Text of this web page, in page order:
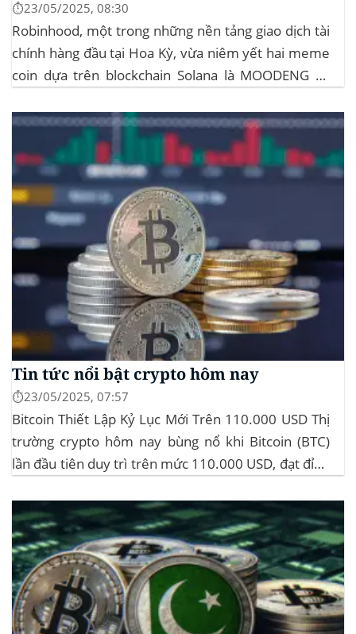
⏱️23/05/2025, 08:30
Robinhood, một trong những nền tảng giao dịch tài
chính hàng đầu tại Hoa Kỳ, vừa niêm yết hai meme
coin dựa trên blockchain Solana là MOODENG và
mẽ cho cả hai đồng tiền số, với mức tăng hơn...
Tin tức nổi bật crypto hôm nay
⏱️23/05/2025, 07:57
Bitcoin Thiết Lập Kỷ Lục Mới Trên 110.000 USD Thị
trường crypto hôm nay bùng nổ khi Bitcoin (BTC)
lần đầu tiên duy trì trên mức 110.000 USD, đạt đỉnh
mức giá cao nhất từ trước đến nay của...